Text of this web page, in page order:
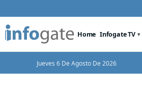
Home Infogate TV
Jueves 6 De Agosto De 2026